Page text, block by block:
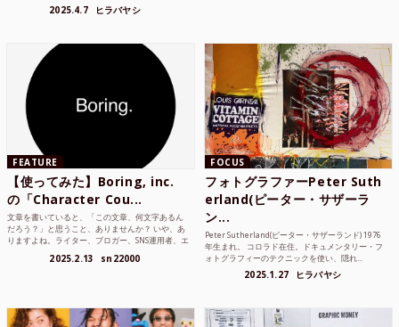
2025.4.7 ヒラバヤシ
FEATURE
【使ってみた】Boring, inc.
の「Character Cou...
文章を書いていると、「この文章、何文字あるん
だろう？」と思うこと、ありませんか？ いや、あ
りますよね。ライター、ブロガー、SNS運用者、エ
2025.2.13 sn22000
FOCUS
フォトグラファーPeter Suth
erland(ピーター・サザーラ
ン...
Peter Sutherland(ピーター・サザーランド) 1976
年生まれ。 コロラド在住。ドキュメンタリー・フ
ォトグラフィーのテクニックを使い、隠れ...
2025.1.27 ヒラバヤシ